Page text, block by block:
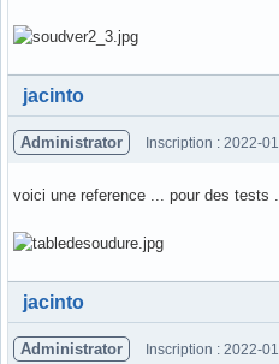
Hors ligne
jacinto
Administrator Inscription : 2022-
voici une reference ... pour des tests
Hors ligne
jacinto
Administrator Inscription : 2022-